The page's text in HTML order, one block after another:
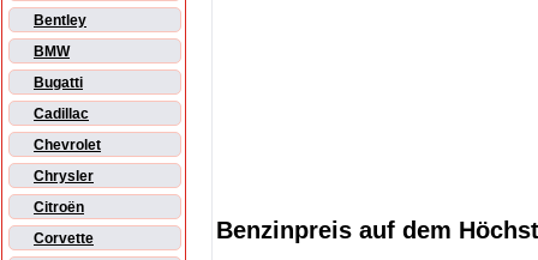
Bentley
BMW
Bugatti
Cadillac
Chevrolet
Chrysler
Citroën
Corvette
Benzinpreis auf dem